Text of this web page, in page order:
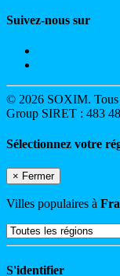
Suivez-nous sur
© 2026 SOXIM. Tous
Group SIRET : 483
Sélectionnez votre
× Fermer
Villes populaires à
S'identifier